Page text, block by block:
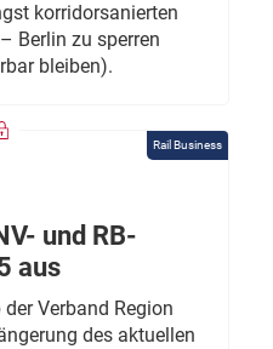
korridorsanierten
Berlin zu sperren
bleiben).
Rail Business
und RB-
aus
Verband Region
des aktuellen